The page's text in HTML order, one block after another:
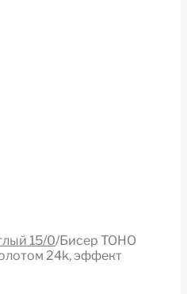
15/0/Бисер TOHO
24k, эффект